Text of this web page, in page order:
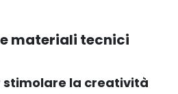
materiali tecnici
stimolare la creatività